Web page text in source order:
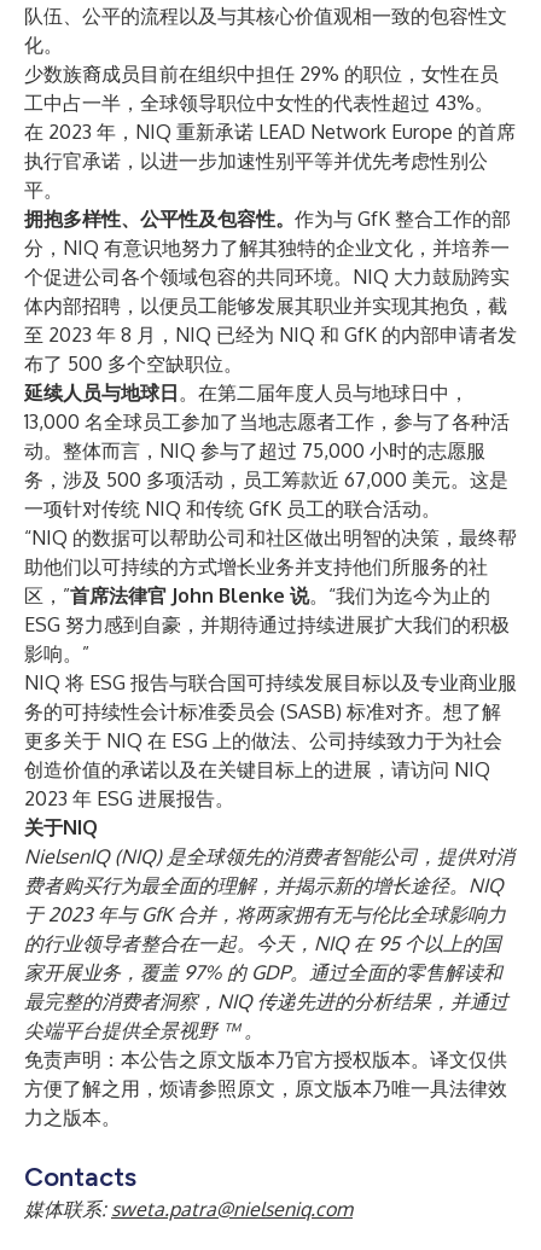
队伍、公平的流程以及与其核心价值观相一致的包容性文
化。
少数族裔成员目前在组织中担任 29% 的职位，女性在员
工中占一半，全球领导职位中女性的代表性超过 43%。
在 2023 年，NIQ 重新承诺 LEAD Network Europe 的首席
执行官承诺，以进一步加速性别平等并优先考虑性别公
平。
拥抱多样性、公平性及包容性。 作为与 GfK 整合工作的部
分，NIQ 有意识地努力了解其独特的企业文化，并培养一
个促进公司各个领域包容的共同环境。NIQ 大力鼓励跨实
体内部招聘，以便员工能够发展其职业并实现其抱负，截
至 2023 年 8 月，NIQ 已经为 NIQ 和 GfK 的内部申请者发
布了 500 多个空缺职位。
延续人员与地球日。在第二届年度人员与地球日中，
13,000 名全球员工参加了当地志愿者工作，参与了各种活
动。整体而言，NIQ 参与了超过 75,000 小时的志愿服
务，涉及 500 多项活动，员工筹款近 67,000 美元。这是
一项针对传统 NIQ 和传统 GfK 员工的联合活动。
“NIQ 的数据可以帮助公司和社区做出明智的决策，最终帮
助他们以可持续的方式增长业务并支持他们所服务的社
区，”首席法律官 John Blenke 说。“我们为迄今为止的
ESG 努力感到自豪，并期待通过持续进展扩大我们的积极
影响。”
NIQ 将 ESG 报告与联合国可持续发展目标以及专业商业服
务的可持续性会计标准委员会 (SASB) 标准对齐。想了解
更多关于 NIQ 在 ESG 上的做法、公司持续致力于为社会
创造价值的承诺以及在关键目标上的进展，请访问 NIQ
2023 年 ESG 进展报告。
关于NIQ
NielsenIQ (NIQ) 是全球领先的消费者智能公司，提供对消
费者购买行为最全面的理解，并揭示新的增长途径。NIQ
于 2023 年与 GfK 合并，将两家拥有无与伦比全球影响力
的行业领导者整合在一起。今天，NIQ 在 95 个以上的国
家开展业务，覆盖 97% 的 GDP。通过全面的零售解读和
最完整的消费者洞察，NIQ 传递先进的分析结果，并通过
尖端平台提供全景视野 ™ 。
免责声明：本公告之原文版本乃官方授权版本。译文仅供
方便了解之用，烦请参照原文，原文版本乃唯一具法律效
力之版本。
Contacts
媒体联系: sweta.patra@nielseniq.com